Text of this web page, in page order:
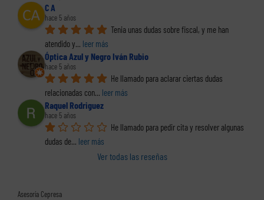
C A
hace 5 años
Tenia unas dudas sobre fiscal, y me han
atendido y... leer más
Óptica Azul y Negro Iván Rubio
hace 5 años
He llamado para aclarar ciertas dudas
relacionadas con... leer más
Raquel Rodriguez
hace 5 años
He llamado para pedir cita y resolver algunas
dudas de... leer más
Ver todas las reseñas
Asesoría Cepresa